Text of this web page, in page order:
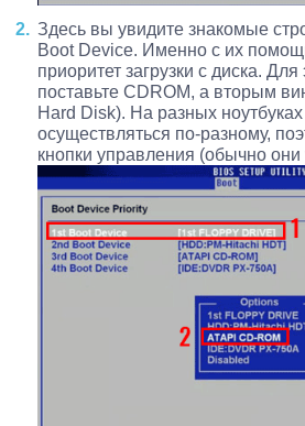
Здесь вы увидите знакомые
Boot Device. Именно с их
приоритет загрузки с диска.
поставьте CDROM, а вторым
Hard Disk). На разных
осуществляться по-разному,
кнопки управления (обычно